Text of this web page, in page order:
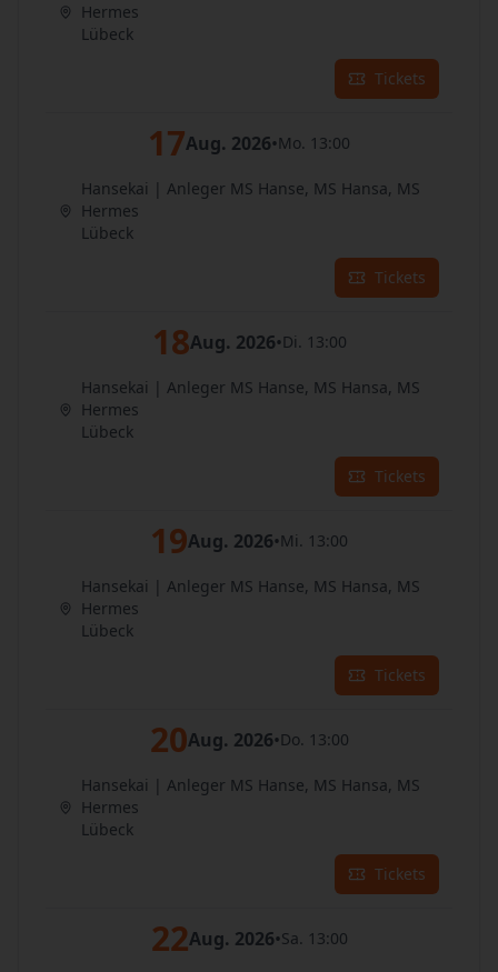
Hermes
Lübeck
Tickets
17Aug. 2026•Mo. 13:00
Hansekai | Anleger MS Hanse, MS Hansa, MS
Hermes
Lübeck
Tickets
18Aug. 2026•Di. 13:00
Hansekai | Anleger MS Hanse, MS Hansa, MS
Hermes
Lübeck
Tickets
19Aug. 2026•Mi. 13:00
Hansekai | Anleger MS Hanse, MS Hansa, MS
Hermes
Lübeck
Tickets
20Aug. 2026•Do. 13:00
Hansekai | Anleger MS Hanse, MS Hansa, MS
Hermes
Lübeck
Tickets
22Aug. 2026•Sa. 13:00